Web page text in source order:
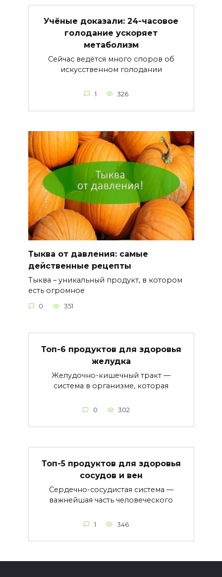
Учёные доказали: 24-часовое
голодание ускоряет
метаболизм
Сейчас ведётся много споров об
искусственном голодании
1 326
Тыква от давления: самые
действенные рецепты
Тыква – уникальный продукт, в котором
есть огромное
0 351
Топ-6 продуктов для здоровья
желудка
Желудочно-кишечный тракт —
система в организме, которая
0 302
Топ-5 продуктов для здоровья
сосудов и вен
Сердечно-сосудистая система —
важнейшая часть человеческого
1 346